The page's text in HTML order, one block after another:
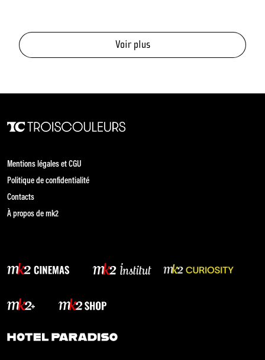
Voir plus
Mentions légales et CGU
Politique de confidentialité
Contacts
À propos de mk2